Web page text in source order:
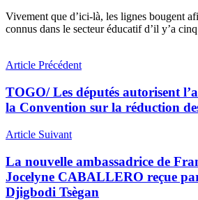
Vivement que d’ici-là, les lignes bougent
connus dans le secteur éducatif d’il y’a
Article Précédent
TOGO/ Les députés autorisent
la Convention sur la réduction
Article Suivant
La nouvelle ambassadrice de
Jocelyne CABALLERO reçue
Djigbodi Tsègan